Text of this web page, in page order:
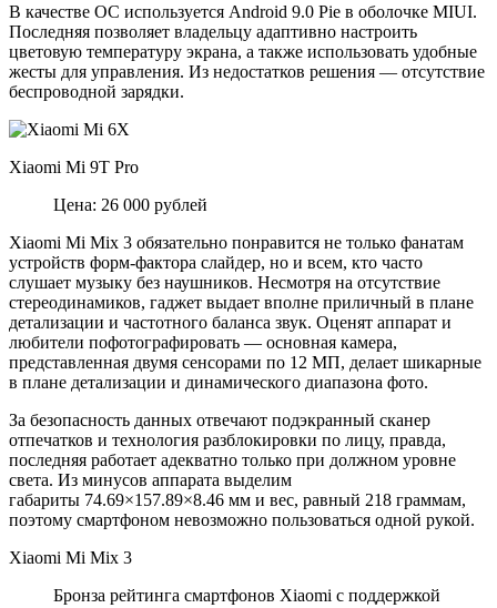
В качестве ОС используется Android 9.0 Pie в оболочке MIUI.
Последняя позволяет владельцу адаптивно настроить
цветовую температуру экрана, а также использовать удобные
жесты для управления. Из недостатков решения — отсутствие
беспроводной зарядки.
Xiaomi Mi 9T Pro
Цена: 26 000 рублей
Xiaomi Mi Mix 3 обязательно понравится не только фанатам
устройств форм-фактора слайдер, но и всем, кто часто
слушает музыку без наушников. Несмотря на отсутствие
стереодинамиков, гаджет выдает вполне приличный в плане
детализации и частотного баланса звук. Оценят аппарат и
любители пофотографировать — основная камера,
представленная двумя сенсорами по 12 МП, делает шикарные
в плане детализации и динамического диапазона фото.
За безопасность данных отвечают подэкранный сканер
отпечатков и технология разблокировки по лицу, правда,
последняя работает адекватно только при должном уровне
света. Из минусов аппарата выделим
габариты 74.69×157.89×8.46 мм и вес, равный 218 граммам,
поэтому смартфоном невозможно пользоваться одной рукой.
Xiaomi Mi Mix 3
Бронза рейтинга смартфонов Xiaomi с поддержкой